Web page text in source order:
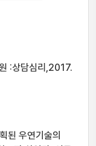
:상담심리,2017.
된 우연기술의